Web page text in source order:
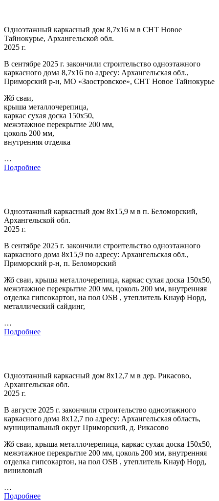
Одноэтажный каркасный дом 8,7х16 м в СНТ Новое
Тайнокурье, Архангельской обл.
2025 г.
В сентябре 2025 г. закончили строительство одноэтажного
каркасного дома 8,7х16 по адресу: Архангельская обл.,
Приморский р-н, МО «Заостровское», СНТ Новое Тайнокурье
Жб сваи,
крыша металлочерепица,
каркас сухая доска 150х50,
межэтажное перекрытие 200 мм,
цоколь 200 мм,
внутренняя отделка
…
Подробнее
Одноэтажный каркасный дом 8х15,9 м в п. Беломорский,
Архангельской обл.
2025 г.
В сентябре 2025 г. закончили строительство одноэтажного
каркасного дома 8х15,9 по адресу: Архангельская обл.,
Приморский р-н, п. Беломорский
Жб сваи, крыша металлочерепица, каркас сухая доска 150х50,
межэтажное перекрытие 200 мм, цоколь 200 мм, внутренняя
отделка гипсокартон, на пол OSB , утеплитель Кнауф Норд,
металлический сайдинг,
…
Подробнее
Одноэтажный каркасный дом 8х12,7 м в дер. Рикасово,
Архангельская обл.
2025 г.
В августе 2025 г. закончили строительство одноэтажного
каркасного дома 8х12,7 по адресу: Архангельская область,
муниципальный округ Приморский, д. Рикасово
Жб сваи, крыша металлочерепица, каркас сухая доска 150х50,
межэтажное перекрытие 200 мм, цоколь 200 мм, внутренняя
отделка гипсокартон, на пол OSB , утеплитель Кнауф Норд,
виниловый
…
Подробнее